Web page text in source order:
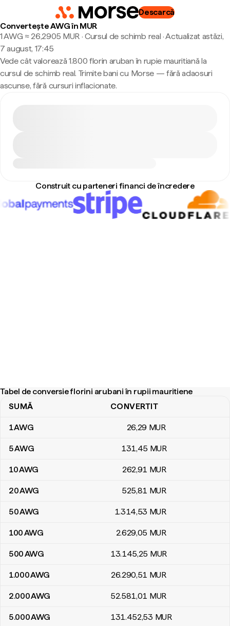
Descarcă
Convertește AWG în MUR
1 AWG ≈ 26,2905 MUR · Cursul de schimb real ·Actualizat astăzi,
7 august, 17:45
Vede cât valorează 1.800 florin aruban în rupie mauritiană la
cursul de schimb real. Trimite bani cu Morse — fără adaosuri
ascunse, fără cursuri inflacionate.
Construit cu parteneri financi de încredere
Tabel de conversie florini arubani în rupii mauritiene
Tabel de conversie florini arubani în rupii mauritiene
SUMĂ CONVERTIT
1AWG 26,29 MUR
5AWG 131,45 MUR
10AWG 262,91 MUR
20AWG 525,81 MUR
50AWG 1.314,53 MUR
100AWG 2.629,05 MUR
500AWG 13.145,25 MUR
1.000AWG 26.290,51 MUR
2.000AWG 52.581,01 MUR
5.000AWG 131.452,53 MUR